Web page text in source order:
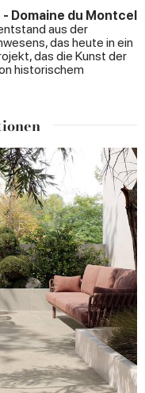
Domaine du Montcel
aus der
das heute in ein
das die Kunst der
historischem